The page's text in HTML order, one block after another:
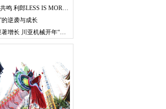
深入年轻群体 激发品牌共鸣 利郎LESS IS MORE打出营销组合拳
的逆袭与成长
1月订单较去年同期有显著增长 川亚机械开年“加速跑”